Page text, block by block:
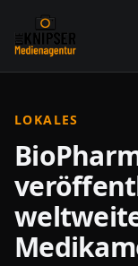
LOKALES